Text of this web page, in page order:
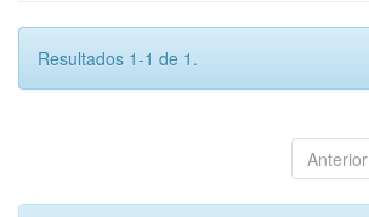
Resultados 1-1 de 1.
Anterior